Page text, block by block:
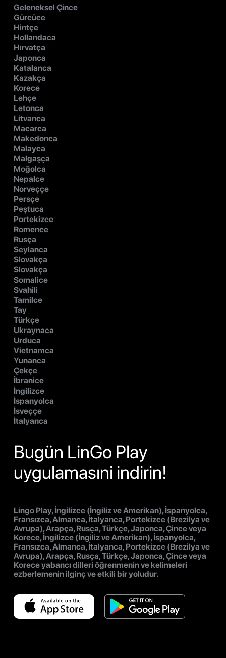
Geleneksel Çince
Gürcüce
Hintçe
Hollandaca
Hırvatça
Japonca
Katalanca
Kazakça
Korece
Lehçe
Letonca
Litvanca
Macarca
Makedonca
Malayca
Malgaşça
Moğolca
Nepalce
Norveççe
Persçe
Peştuca
Portekizce
Romence
Rusça
Seylanca
Slovakça
Slovakça
Somalice
Svahili
Tamilce
Tay
Türkçe
Ukraynaca
Urduca
Vietnamca
Yunanca
Çekçe
İbranice
İngilizce
İspanyolca
İsveççe
İtalyanca
Bugün LinGo Play
uygulamasıni indirin!
Lingo Play, İngilizce (İngiliz ve Amerikan), İspanyolca,
Fransızca, Almanca, İtalyanca, Portekizce (Brezilya ve
Avrupa), Arapça, Rusça, Türkçe, Japonca, Çince veya
Korece, İngilizce (İngiliz ve Amerikan), İspanyolca,
Fransızca, Almanca, İtalyanca, Portekizce (Brezilya ve
Avrupa), Arapça, Rusça, Türkçe, Japonca, Çince veya
Korece yabancı dilleri öğrenmenin ve kelimeleri
ezberlemenin ilginç ve etkili bir yoludur.